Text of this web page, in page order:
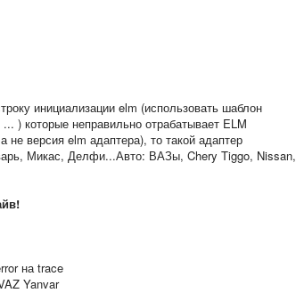
инициализации elm (использовать шаблон
) которые неправильно отрабатывает ELM
версия elm адаптера), то такой адаптер
Микас, Делфи...Авто: ВАЗы, Chery Tiggo, Nissan,
на trace
Yanvar